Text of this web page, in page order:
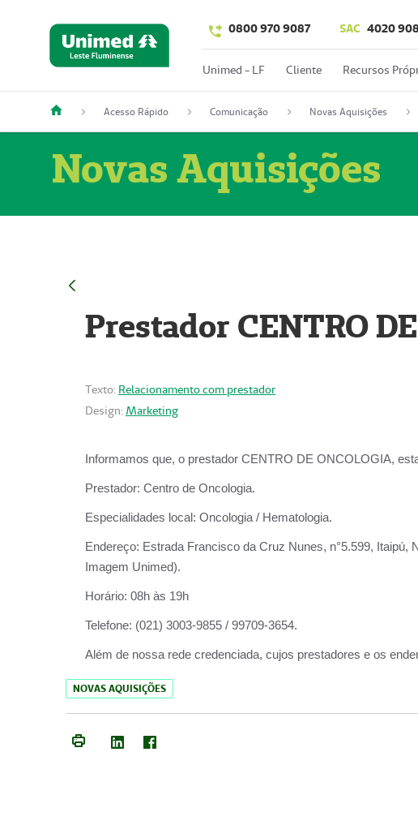
0800 970 9087 SAC 4020
Unimed - LF Cliente Recursos
Acesso Rápido Comunicação Novas Aquisições
Novas Aquisições
Prestador CENTRO
Texto: Relacionamento com prestador
Design: Marketing
Informamos que, o prestador CENTRO DE ONCOLOGIA,
Prestador: Centro de Oncologia.
Especialidades local: Oncologia / Hematologia.
Endereço: Estrada Francisco da Cruz Nunes, n°5.599,
Imagem Unimed).
Horário: 08h às 19h
Telefone: (021) 3003-9855 / 99709-3654.
Além de nossa rede credenciada, cujos prestadores e os
NOVAS AQUISIÇÕES